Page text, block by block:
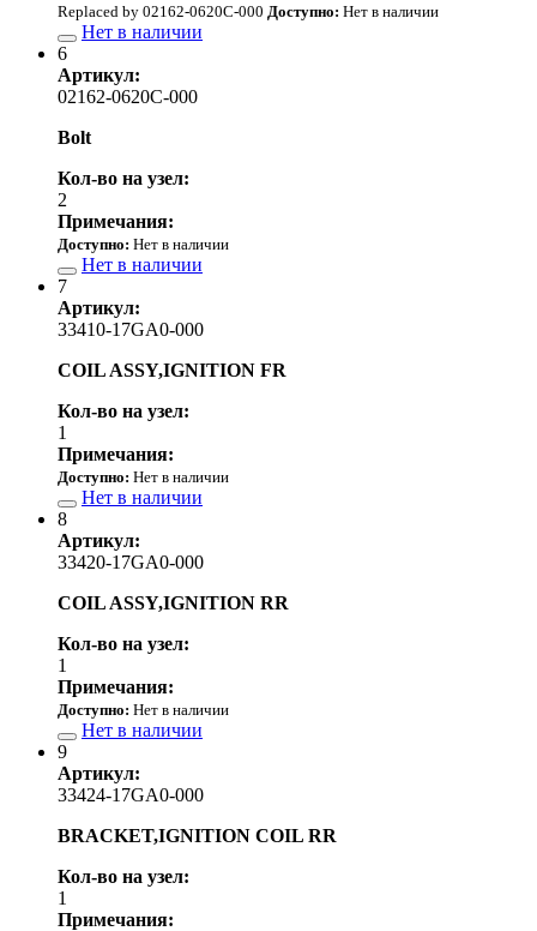
Replaced by 02162-0620C-000 Доступно: Нет в наличии
Нет в наличии
6
Артикул:
02162-0620C-000
Bolt
Кол-во на узел:
2
Примечания:
Доступно: Нет в наличии
Нет в наличии
7
Артикул:
33410-17GA0-000
COIL ASSY,IGNITION FR
Кол-во на узел:
1
Примечания:
Доступно: Нет в наличии
Нет в наличии
8
Артикул:
33420-17GA0-000
COIL ASSY,IGNITION RR
Кол-во на узел:
1
Примечания:
Доступно: Нет в наличии
Нет в наличии
9
Артикул:
33424-17GA0-000
BRACKET,IGNITION COIL RR
Кол-во на узел:
1
Примечания: